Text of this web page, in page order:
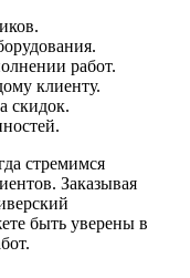
работ.
клиенту.
скидок.
стремимся
Заказывая
быть уверены в